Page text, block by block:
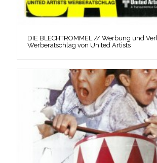
DIE BLECHTROMMEL // Werbung und
Werberatschlag von United Artists